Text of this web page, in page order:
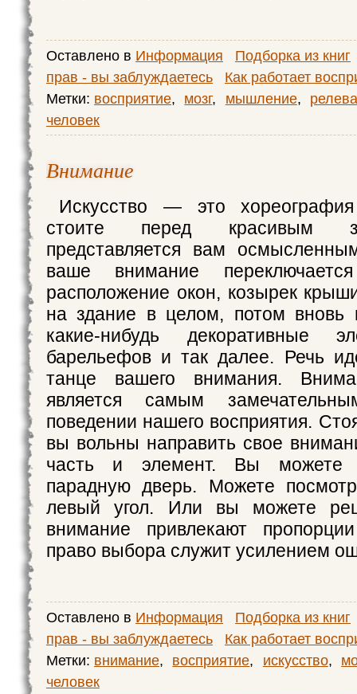
Оставлено в Информация
Подборка из книг
прав - вы заблуждаетесь
Как работает
Метки: восприятие, мозг, мышление,
человек
Внимание
Искусство — это
стоите перед красивым
представляется вам
ваше внимание
расположение окон, козырек
на здание в целом, потом вновь
какие-нибудь декоративные
барельефов и так далее. Речь
танце вашего внимания.
является самым
поведении нашего восприятия.
вы вольны направить свое
часть и элемент. Вы можете
парадную дверь. Можете
левый угол. Или вы можете
внимание привлекают
право выбора служит усилением
Оставлено в Информация
Подборка из книг
прав - вы заблуждаетесь
Как работает
Метки: внимание, восприятие, искусство,
человек